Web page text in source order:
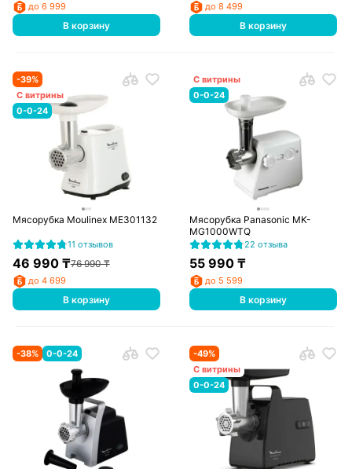
до 6 999
В корзину
до 8 499
В корзину
-39%
С витрины
0-0-24
Мясорубка Moulinex ME301132
11 отзывов
46 990₸76 990₸
до 4 699
В корзину
С витрины
0-0-24
Мясорубка Panasonic MK-
MG1000WTQ
22 отзыва
55 990 ₸
до 5 599
В корзину
-38% 0-0-24 -49%
С витрины
0-0-24